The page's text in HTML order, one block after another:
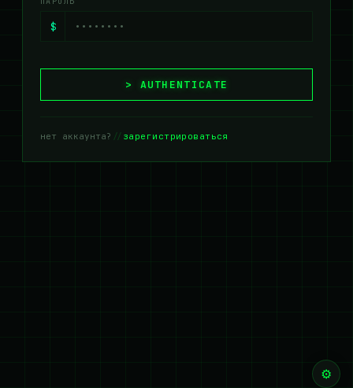
$
AUTHENTICATE
нет аккаунта? // зарегистрироваться
⚙